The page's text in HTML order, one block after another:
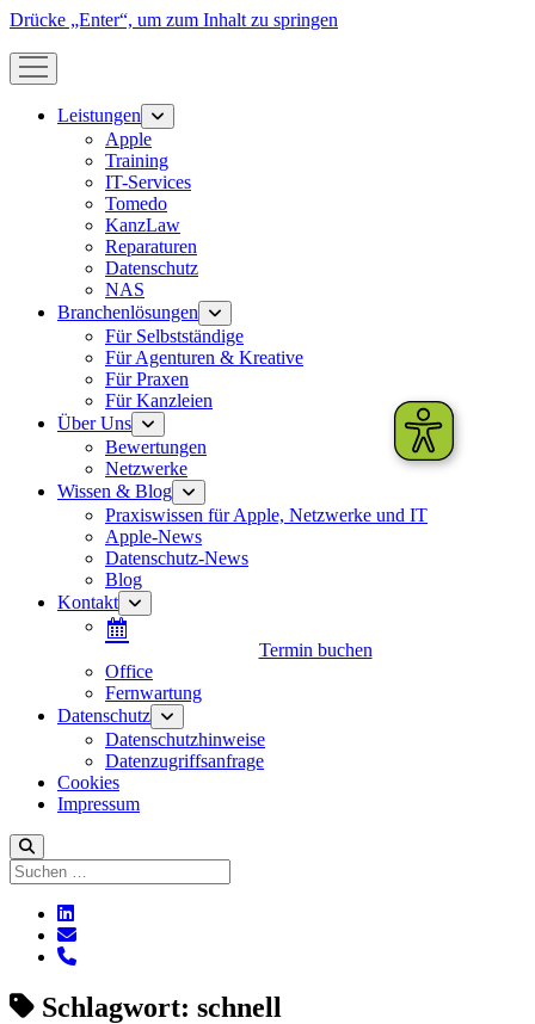
Drücke „Enter“, um zum Inhalt zu springen
Menü
öffnen
Leistungen
Menü
öffnen
Apple
Training
IT-Services
Tomedo
KanzLaw
Reparaturen
Datenschutz
NAS
Branchenlösungen
Menü
öffnen
Für Selbstständige
Für Agenturen & Kreative
Für Praxen
Für Kanzleien
Über Uns Menü
öffnen
Bewertungen
Netzwerke
Wissen & Blog Menü
öffnen
Praxiswissen für Apple, Netzwerke und IT
Apple-News
Datenschutz-News
Blog
Kontakt Menü
öffnen
Termin buchen
Office
Fernwartung
Datenschutz Menü
öffnen
Datenschutzhinweise
Datenzugriffsanfrage
Cookies
Impressum
Suchen
linkedin
E-
Mail
phone
Schlagwort: schnell